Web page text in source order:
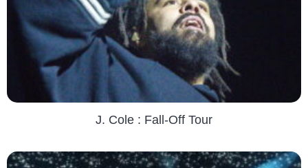
J. Cole : Fall-Off Tour